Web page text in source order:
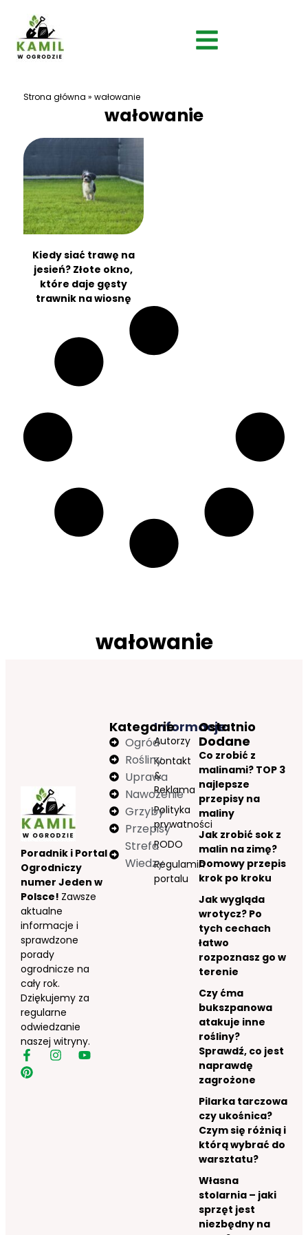
Strona główna » wałowanie
wałowanie
Kiedy siać trawę na
jesień? Złote okno,
które daje gęsty
trawnik na wiosnę
wałowanie
Poradnik i Portal
Ogrodniczy
numer Jeden w
Polsce! Zawsze
aktualne
informacje i
sprawdzone
porady
ogrodnicze na
cały rok.
Dziękujemy za
regularne
odwiedzanie
naszej witryny.
Informacje
Autorzy
Kontakt
&
Reklama
Polityka
prywatności
RODO
Regulamin
portalu
Kategorie
Ogród
Rośliny
Uprawa
Nawożenie
Grzyby
Przepisy
Strefa
Wiedzy
Ostatnio
Dodane
Co zrobić z
malinami? TOP 3
najlepsze
przepisy na
maliny
Jak zrobić sok z
malin na zimę?
Domowy przepis
krok po kroku
Jak wygląda
wrotycz? Po
tych cechach
łatwo
rozpoznasz go w
terenie
Czy ćma
bukszpanowa
atakuje inne
rośliny?
Sprawdź, co jest
naprawdę
zagrożone
Pilarka tarczowa
czy ukośnica?
Czym się różnią i
którą wybrać do
warsztatu?
Własna
stolarnia – jaki
sprzęt jest
niezbędny na